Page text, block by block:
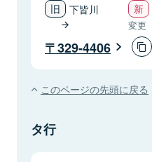
下皆川
変更
329-4406
このページの先頭に戻る
タ行